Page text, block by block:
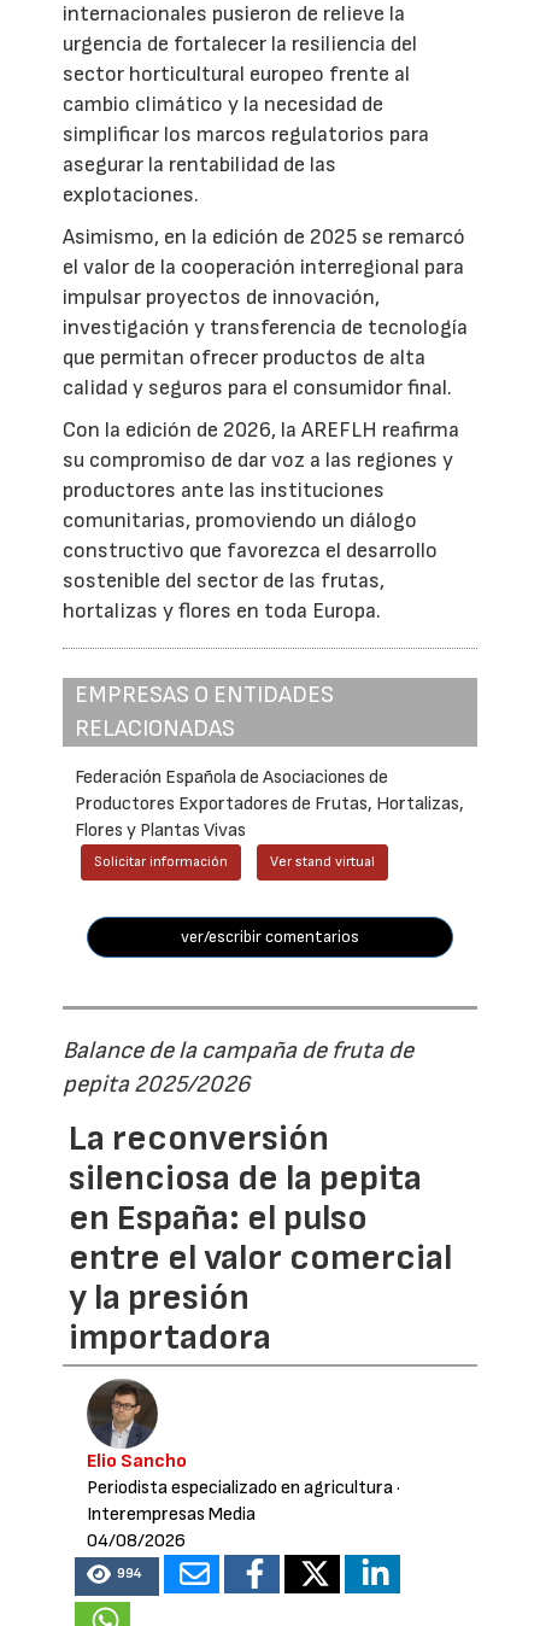
internacionales pusieron de relieve la
urgencia de fortalecer la resiliencia del
sector horticultural europeo frente al
cambio climático y la necesidad de
simplificar los marcos regulatorios para
asegurar la rentabilidad de las
explotaciones.
Asimismo, en la edición de 2025 se remarcó
el valor de la cooperación interregional para
impulsar proyectos de innovación,
investigación y transferencia de tecnología
que permitan ofrecer productos de alta
calidad y seguros para el consumidor final.
Con la edición de 2026, la AREFLH reafirma
su compromiso de dar voz a las regiones y
productores ante las instituciones
comunitarias, promoviendo un diálogo
constructivo que favorezca el desarrollo
sostenible del sector de las frutas,
hortalizas y flores en toda Europa.
EMPRESAS O ENTIDADES
RELACIONADAS
Federación Española de Asociaciones de
Productores Exportadores de Frutas, Hortalizas,
Flores y Plantas Vivas
Solicitar información Ver stand virtual
ver/escribir comentarios
Balance de la campaña de fruta de
pepita 2025/2026
La reconversión
silenciosa de la pepita
en España: el pulso
entre el valor comercial
y la presión
importadora
Elio Sancho
Periodista especializado en agricultura·
Interempresas Media
04/08/2026
994